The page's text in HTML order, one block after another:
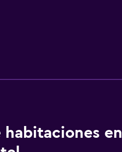
habitaciones en